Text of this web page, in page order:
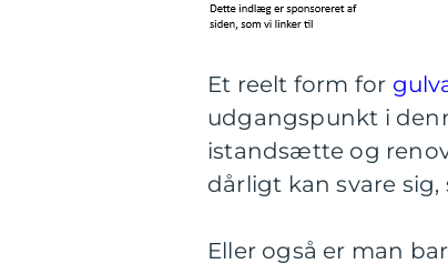
Et reelt form for
udgangspunkt i
istandsætte og
dårligt kan svare
Eller også er man